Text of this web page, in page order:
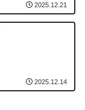
2025.12.21
2025.12.14